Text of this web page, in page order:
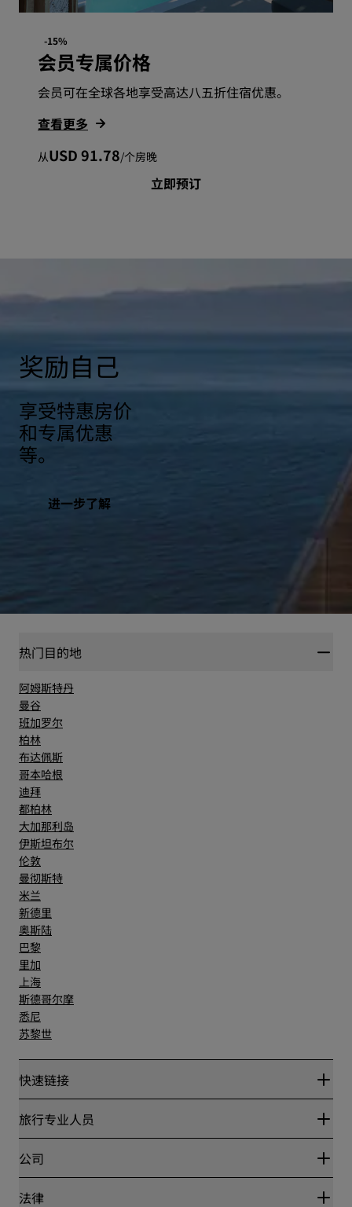
-15%
会员专属价格
会员可在全球各地享受高达八五折住宿优惠。
查看更多
从USD 91.78/个房晚
立即预订
奖励自己
享受特惠房价
和专属优惠
等。
进一步了解
热门目的地
阿姆斯特丹
曼谷
班加罗尔
柏林
布达佩斯
哥本哈根
迪拜
都柏林
大加那利岛
伊斯坦布尔
伦敦
曼彻斯特
米兰
新德里
奥斯陆
巴黎
里加
上海
斯德哥尔摩
悉尼
苏黎世
快速链接
丽赏会
Blog
目的地
丽笙酒店集团APP
旅行专业人员
合作伙伴
公司
丽笙酒店集团
法律